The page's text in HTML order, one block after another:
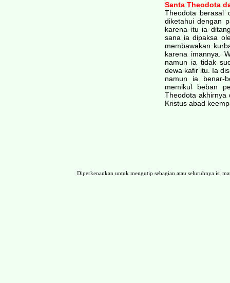
Santa Theodota
Theodota berasal
diketahui dengan
karena itu ia
sana ia dipaksa
membawakan
karena imannya.
namun ia tidak
dewa kafir itu. Ia
namun ia benar-
memikul beban
Theodota akhirnya
Kristus abad
Diperkenankan untuk mengutip sebagian atau seluruhnya isi